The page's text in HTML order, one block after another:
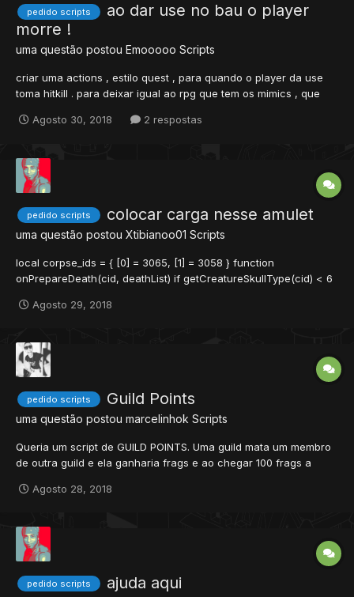
pedido scripts
ao dar use no bau o player
morre !
uma questão postou Emooooo Scripts
criar uma actions , estilo quest , para quando o player da use
toma hitkill . para deixar igual ao rpg que tem os mimics , que
Agosto 30, 2018
2 respostas
pedido scripts colocar carga nesse amulet
uma questão postou Xtibianoo01 Scripts
local corpse_ids = { [0] = 3065, [1] = 3058 } function
onPrepareDeath(cid, deathList) if getCreatureSkullType(cid) < 6
11387 then doCreatureSetDropLoot(cid, false)
Agosto 29, 2018
pedido scripts Guild Points
uma questão postou marcelinhok Scripts
Queria um script de GUILD POINTS. Uma guild mata um membro
de outra guild e ela ganharia frags e ao chegar 100 frags a
ser automático, todas guilds vcs guilds ou por comando ou do
Agosto 28, 2018
pedido scripts ajuda aqui